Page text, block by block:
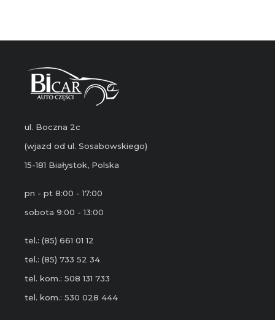
ul. Boczna 2c
(wjazd od ul. Sosabowskiego)
15-181 Białystok, Polska
pn - pt 8:00 - 17:00
sobota 9:00 - 13:00
tel.: (85) 661 01 12
tel.: (85) 733 52 34
tel. kom.: 508 131 733
tel. kom.: 530 028 444